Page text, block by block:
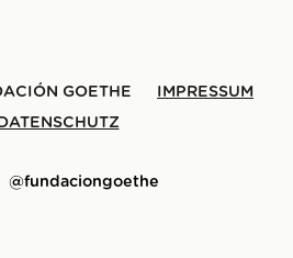
GOETHE
IMPRESSUM
@fundaciongoethe